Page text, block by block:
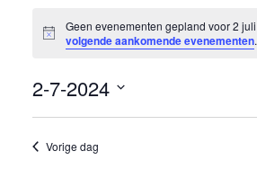
Evenementen
2
juli
Bericht
Geen evenementen gepland voor 2
volgende aankomende evenementen.
2-7-2024
datum.
Vorige dag